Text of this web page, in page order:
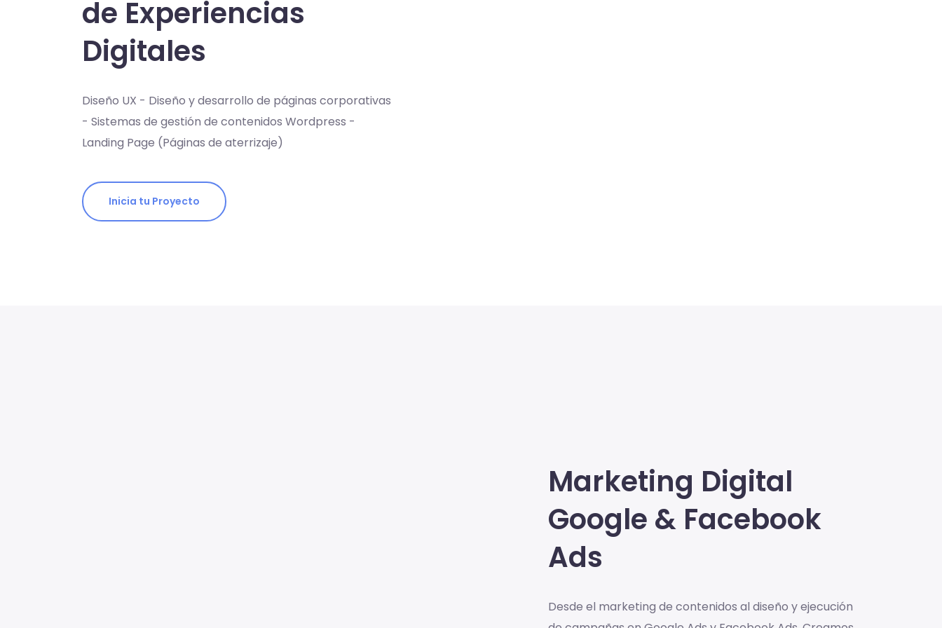
de Experiencias
Digitales
Diseño UX - Diseño y desarrollo de páginas corporativas
- Sistemas de gestión de contenidos Wordpress -
Landing Page (Páginas de aterrizaje)
Inicia tu Proyecto
Marketing Digital
Google & Facebook
Ads
Desde el marketing de contenidos al diseño y ejecución